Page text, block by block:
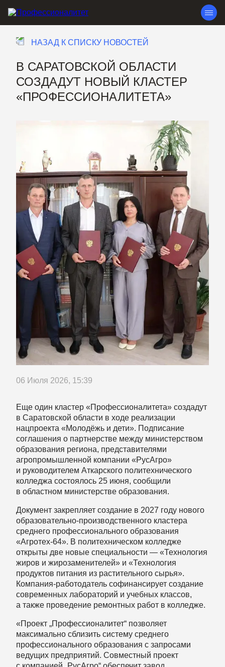
НАЗАД К СПИСКУ НОВОСТЕЙ
В САРАТОВСКОЙ ОБЛАСТИ
СОЗДАДУТ НОВЫЙ КЛАСТЕР
«ПРОФЕССИОНАЛИТЕТА»
06 Июля 2026, 15:39
Еще один кластер «Профессионалитета» создадут
в Саратовской области в ходе реализации
нацпроекта «Молодёжь и дети». Подписание
соглашения о партнерстве между министерством
образования региона, представителями
агропромышленной компании «РусАгро»
и руководителем Аткарского политехнического
колледжа состоялось 25 июня, сообщили
в областном министерстве образования.
Документ закрепляет создание в 2027 году нового
образовательно-производственного кластера
среднего профессионального образования
«Агротех-64». В политехническом колледже
открыты две новые специальности — «Технология
жиров и жирозаменителей» и «Технология
продуктов питания из растительного сырья».
Компания-работодатель софинансирует создание
современных лабораторий и учебных классов,
а также проведение ремонтных работ в колледже.
«Проект „Профессионалитет“ позволяет
максимально сблизить систему среднего
профессионального образования с запросами
ведущих предприятий. Совместный проект